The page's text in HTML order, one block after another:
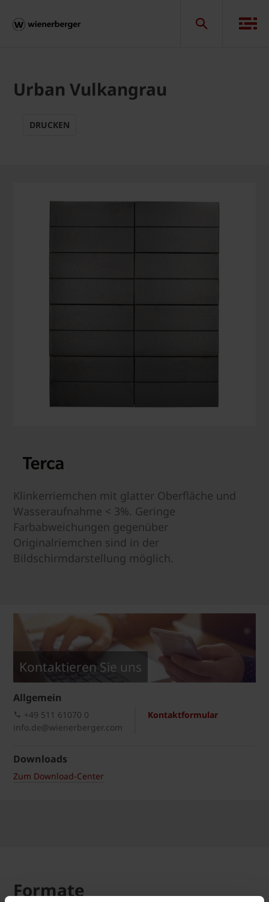
Urban Vulkangrau
DRUCKEN
Klinkerriemchen mit glatter Oberfläche und
Wasseraufnahme < 3%. Geringe
Farbabweichungen gegenüber
Originalriemchen sind in der
Bildschirmdarstellung möglich.
Kontaktieren Sie uns
Allgemein
Kontaktformular
+49 511 61070 0
info.de@wienerberger.com
Downloads
Zum Download-Center
Formate